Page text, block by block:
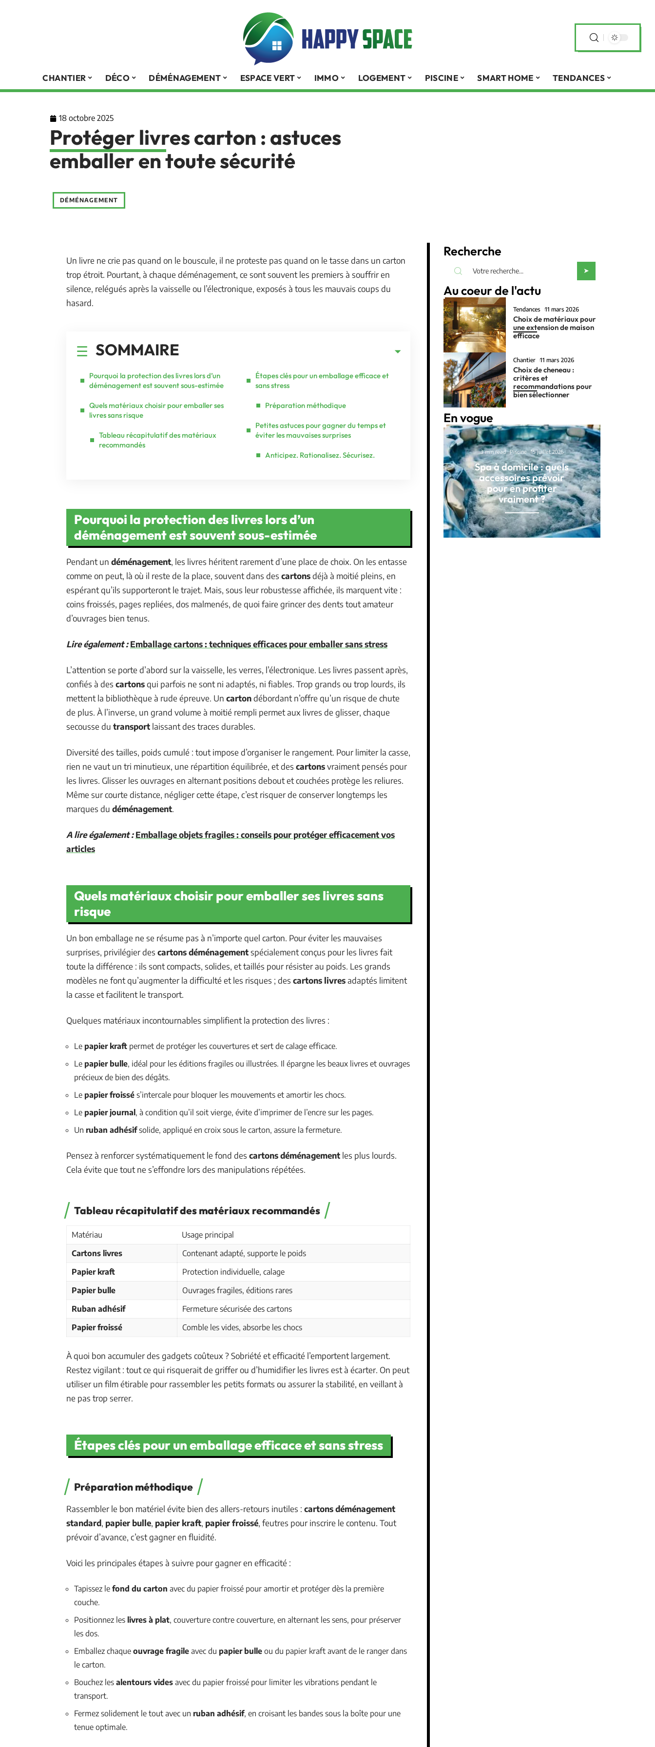
CHANTIER DÉCO DÉMÉNAGEMENT ESPACE VERT IMMO LOGEMENT PISCINE SMART HOME TENDANCES
18 octobre 2025
Protéger livres carton : astuces
emballer en toute sécurité
DÉMÉNAGEMENT
Un livre ne crie pas quand on le bouscule, il ne proteste pas quand on le tasse dans un carton
trop étroit. Pourtant, à chaque déménagement, ce sont souvent les premiers à souffrir en
silence, relégués après la vaisselle ou l’électronique, exposés à tous les mauvais coups du
hasard.
SOMMAIRE
Pourquoi la protection des livres lors d’un
déménagement est souvent sous-estimée
Quels matériaux choisir pour emballer ses
livres sans risque
Tableau récapitulatif des matériaux
recommandés
Étapes clés pour un emballage efficace et
sans stress
Préparation méthodique
Petites astuces pour gagner du temps et
éviter les mauvaises surprises
Anticipez. Rationalisez. Sécurisez.
Pourquoi la protection des livres lors d’un
déménagement est souvent sous-estimée
Pendant un déménagement, les livres héritent rarement d’une place de choix. On les entasse
comme on peut, là où il reste de la place, souvent dans des cartonsdéjà à moitié pleins, en
espérant qu’ils supporteront le trajet. Mais, sous leur robustesse affichée, ils marquent vite :
coins froissés, pages repliées, dos malmenés, de quoi faire grincer des dents tout amateur
d’ouvrages bien tenus.
Lire également : Emballage cartons : techniques efficaces pour emballer sans stress
L’attention se porte d’abord sur la vaisselle, les verres, l’électronique. Les livres passent après,
confiés à des cartonsqui parfois ne sont ni adaptés, ni fiables. Trop grands ou trop lourds, ils
mettent la bibliothèque à rude épreuve. Un cartondébordant n’offre qu’un risque de chute
de plus. À l’inverse, un grand volume à moitié rempli permet aux livres de glisser, chaque
secousse du transport laissant des traces durables.
Diversité des tailles, poids cumulé : tout impose d’organiser le rangement. Pour limiter la casse,
rien ne vaut un tri minutieux, une répartition équilibrée, et des cartonsvraiment pensés pour
les livres. Glisser les ouvrages en alternant positions debout et couchées protège les reliures.
Même sur courte distance, négliger cette étape, c’est risquer de conserver longtemps les
marques du déménagement.
A lire également : Emballage objets fragiles : conseils pour protéger efficacement vos
articles
Quels matériaux choisir pour emballer ses livres sans
risque
Un bon emballage ne se résume pas à n’importe quel carton. Pour éviter les mauvaises
surprises, privilégier des cartons déménagementspécialement conçus pour les livres fait
toute la différence : ils sont compacts, solides, et taillés pour résister au poids. Les grands
modèles ne font qu’augmenter la difficulté et les risques ; des cartons livresadaptés limitent
la casse et facilitent le transport.
Quelques matériaux incontournables simplifient la protection des livres :
Le papier kraft permet de protéger les couvertures et sert de calage efficace.
Le papier bulle, idéal pour les éditions fragiles ou illustrées. Il épargne les beaux livres et ouvrages
précieux de bien des dégâts.
Le papier froissé s’intercale pour bloquer les mouvements et amortir les chocs.
Le papier journal , à condition qu’il soit vierge, évite d’imprimer de l’encre sur les pages.
Un ruban adhésifsolide, appliqué en croix sous le carton, assure la fermeture.
Pensez à renforcer systématiquement le fond des cartons déménagement les plus lourds.
Cela évite que tout ne s’effondre lors des manipulations répétées.
Tableau récapitulatif des matériaux recommandés
Matériau
Usage principal
Cartons livres
Contenant adapté, supporte le poids
Papier kraft
Protection individuelle, calage
Papier bulle
Ouvrages fragiles, éditions rares
Ruban adhésif
Fermeture sécurisée des cartons
Papier froissé
Comble les vides, absorbe les chocs
À quoi bon accumuler des gadgets coûteux ? Sobriété et efficacité l’emportent largement.
Restez vigilant : tout ce qui risquerait de griffer ou d’humidifier les livres est à écarter. On peut
utiliser un film étirable pour rassembler les petits formats ou assurer la stabilité, en veillant à
ne pas trop serrer.
Étapes clés pour un emballage efficace et sans stress
Préparation méthodique
Rassembler le bon matériel évite bien des allers-retours inutiles : cartons déménagement
standard, papier bulle, papier kraft, papier froissé, feutres pour inscrire le contenu. Tout
prévoir d’avance, c’est gagner en fluidité.
Voici les principales étapes à suivre pour gagner en efficacité :
Tapissez le fond du carton avec du papier froissé pour amortir et protéger dès la première
couche.
Positionnez les livres à plat, couverture contre couverture, en alternant les sens, pour préserver
les dos.
Emballez chaque ouvrage fragile avec du papier bulle ou du papier kraft avant de le ranger dans
le carton.
Bouchez les alentours vides avec du papier froissé pour limiter les vibrations pendant le
transport.
Fermez solidement le tout avec un ruban adhésif, en croisant les bandes sous la boîte pour une
tenue optimale.
Recherche
Au coeur de l'actu
Tendances 11 mars 2026
Choix de matériaux pour
une extension de maison
efficace
Chantier 11 mars 2026
Choix de cheneau :
critères et
recommandations pour
bien sélectionner
En vogue
3 min read Piscine 15 juillet 2026
Spa à domicile : quels
accessoires prévoir
pour en profiter
vraiment ?